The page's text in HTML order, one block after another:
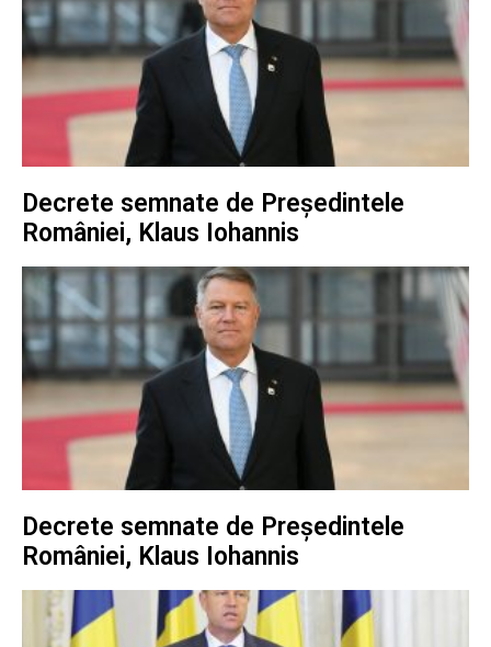
Decrete semnate de Președintele
României, Klaus Iohannis
Decrete semnate de Președintele
României, Klaus Iohannis